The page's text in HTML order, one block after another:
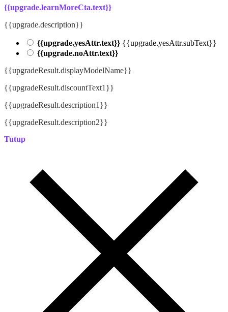
{{upgrade.learnMoreCta.text}}
{{upgrade.description}}
{{upgrade.yesAttr.text}} {{upgrade.yesAttr.subText}}
{{upgrade.noAttr.text}}
{{upgradeResult.displayModelName}}
{{upgradeResult.discountText1}}
{{upgradeResult.description1}}
{{upgradeResult.description2}}
Tutup